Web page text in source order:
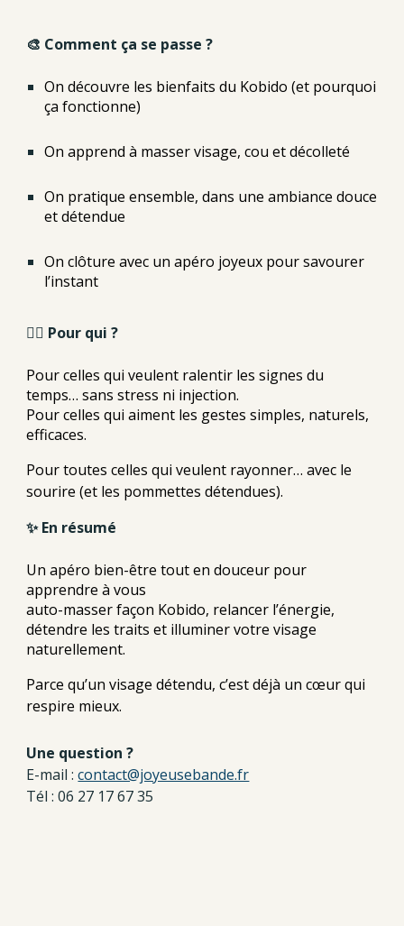
🎨 Comment ça se passe ?
On découvre les bienfaits du Kobido (et pourquoi
ça fonctionne)
On apprend à masser visage, cou et décolleté
On pratique ensemble, dans une ambiance douce
et détendue
On clôture avec un apéro joyeux pour savourer
l’instant
🙋‍♀️ Pour qui ?
Pour celles qui veulent ralentir les signes du
temps… sans stress ni injection.
Pour celles qui aiment les gestes simples, naturels,
efficaces.
Pour toutes celles qui veulent rayonner… avec le
sourire (et les pommettes détendues).
✨ En résumé
Un apéro bien-être tout en douceur pour
apprendre à vous
auto-masser façon Kobido, relancer l’énergie,
détendre les traits et illuminer votre visage
naturellement.
Parce qu’un visage détendu, c’est déjà un cœur qui
respire mieux.
Une question ?
E-mail :contact@joyeusebande.fr
Tél : 06 27 17 67 35